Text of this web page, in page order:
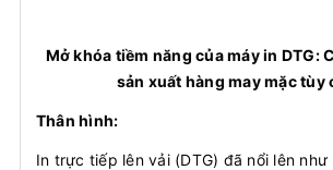
Mở khóa tiềm năng của máy in DTG:
sản xuất hàng may mặc tùy
Thân hình:
In trực tiếp lên vải (DTG) đã nổi lên